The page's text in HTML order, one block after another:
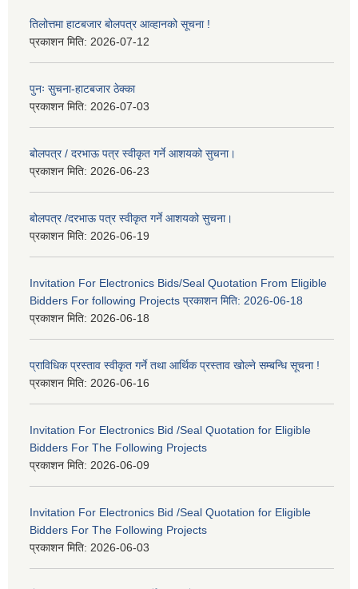
तिलोत्तमा हाटबजार बोलपत्र आव्हानको सूचना !
प्रकाशन मिति: 2026-07-12
पुनः सुचना-हाटबजार ठेक्का
प्रकाशन मिति: 2026-07-03
बोलपत्र / दरभाऊ पत्र स्वीकृत गर्ने आशयको सुचना।
प्रकाशन मिति: 2026-06-23
बोलपत्र /दरभाऊ पत्र स्वीकृत गर्ने आशयको सुचना।
प्रकाशन मिति: 2026-06-19
Invitation For Electronics Bids/Seal Quotation From Eligible
Bidders For following Projects प्रकाशन मिति: 2026-06-18
प्रकाशन मिति: 2026-06-18
प्राविधिक प्रस्ताव स्वीकृत गर्ने तथा आर्थिक प्रस्ताव खोल्ने सम्बन्धि सूचना !
प्रकाशन मिति: 2026-06-16
Invitation For Electronics Bid /Seal Quotation for Eligible
Bidders For The Following Projects
प्रकाशन मिति: 2026-06-09
Invitation For Electronics Bid /Seal Quotation for Eligible
Bidders For The Following Projects
प्रकाशन मिति: 2026-06-03